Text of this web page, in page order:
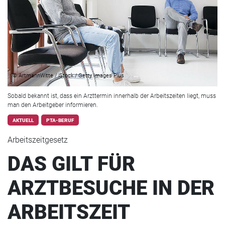
© ArtmannWitte / iStock / Getty Images Plus
Sobald bekannt ist, dass ein Arzttermin innerhalb der Arbeitszeiten liegt, muss
man den Arbeitgeber informieren.
AKTUELL PTA-BERUF
Arbeitszeitgesetz
DAS GILT FÜR
ARZTBESUCHE IN DER
ARBEITSZEIT